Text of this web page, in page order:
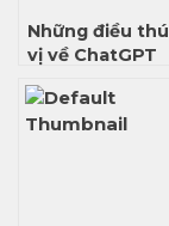
Những điều thú
vị về ChatGPT